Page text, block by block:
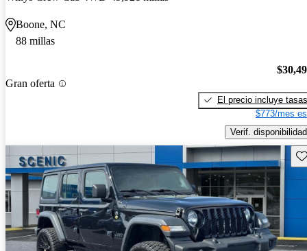
Boone, NC
88 millas
Gran oferta
El precio incluye tasas
$773/mes
Verif. disponibilidad